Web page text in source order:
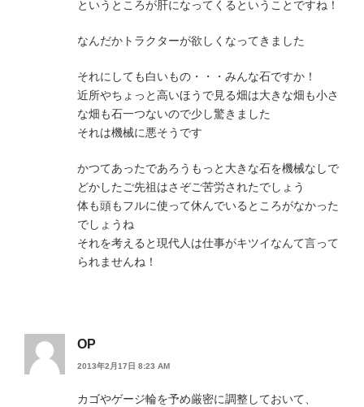
というところが肝になってくるということですね！
なんだかトラクターが欲しくなってきました
それにしても白いもの・・・みんな石ですか！
近所やちょっと高いほうで見る畑は大きな畑も小さ
な畑も石一つないので少し驚きました
それは機械に悪そうです
かつてあったであろうもっと大きな石を機械なしで
どかしたご先祖はさぞご苦労されたでしょう
体も頭もフルに使って休んでいるところがなかった
でしょうね
それを考えると現代人は仕事がキツイなんて言って
られませんね！
OP
2013年2月17日 8:23 AM
カゴやゲージ輪を予め厳密に調整しておいて、